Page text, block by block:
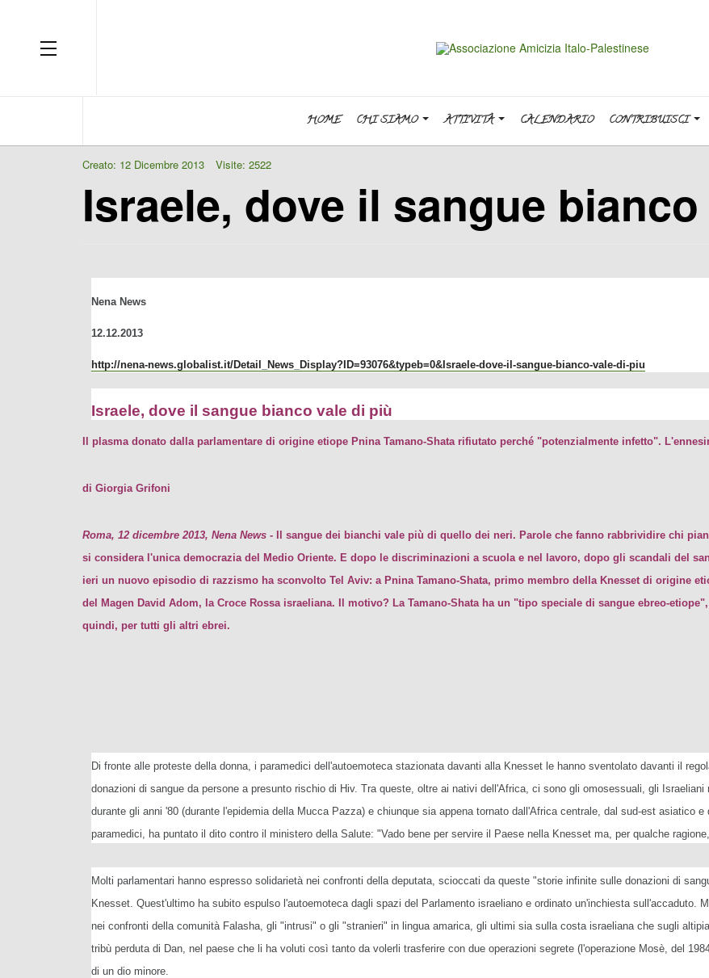
OFF CANVAS
HOME CHI SIAMO ATTIVITÀ CALENDARIO CONTRIBUISCI
Creato: 12 Dicembre 2013 Visite: 2522
Israele, dove il sangue
Nena News
12.12.2013
http://nena-news.globalist.it/Detail_News_Display?ID=93076&typeb=0&Israele-dove-il-sangue-bianco-vale-di-piu
Israele, dove il sangue bianco vale di più
Il plasma donato dalla parlamentare di origine etiope Pnina Tamano-Shata rifiutato perché "potenzialmente infetto".
di Giorgia Grifoni
Roma, 12 dicembre 2013, Nena News - Il sangue dei bianchi vale più di quello dei neri. Parole che fanno rabbrividire chi
si considera l'unica democrazia del Medio Oriente. E dopo le discriminazioni a scuola e nel lavoro, dopo gli scandali del
ieri un nuovo episodio di razzismo ha sconvolto Tel Aviv: a Pnina Tamano-Shata, primo membro della Knesset di origine
del Magen David Adom, la Croce Rossa israeliana. Il motivo? La Tamano-Shata ha un "tipo speciale di sangue ebreo-
quindi, per tutti gli altri ebrei.
Di fronte alle proteste della donna, i paramedici dell'autoemoteca stazionata davanti alla Knesset le hanno sventolato davanti il
donazioni di sangue da persone a presunto rischio di Hiv. Tra queste, oltre ai nativi dell'Africa, ci sono gli omosessuali, gli
durante gli anni '80 (durante l'epidemia della Mucca Pazza) e chiunque sia appena tornato dall'Africa centrale, dal sud-est asiatico
paramedici, ha puntato il dito contro il ministero della Salute: "Vado bene per servire il Paese nella Knesset ma, per qualche
Molti parlamentari hanno espresso solidarietà nei confronti della deputata, scioccati da queste "storie infinite sulle donazioni di
Knesset. Quest'ultimo ha subito espulso l'autoemoteca dagli spazi del Parlamento israeliano e ordinato un'inchiesta sull'accaduto.
nei confronti della comunità Falasha, gli "intrusi" o gli "stranieri" in lingua amarica, gli ultimi sia sulla costa israeliana che sugli
tribù perduta di Dan, nel paese che li ha voluti così tanto da volerli trasferire con due operazioni segrete (l'operazione Mosè, del
di un dio minore.